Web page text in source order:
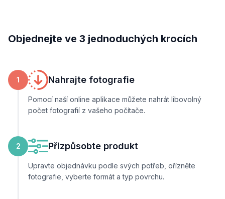
Objednejte ve 3 jednoduchých krocích
1 Nahrajte fotografie
Pomocí naší online aplikace můžete nahrát libovolný
počet fotografií z vašeho počítače.
2 Přizpůsobte produkt
Upravte objednávku podle svých potřeb, ořízněte
fotografie, vyberte formát a typ povrchu.